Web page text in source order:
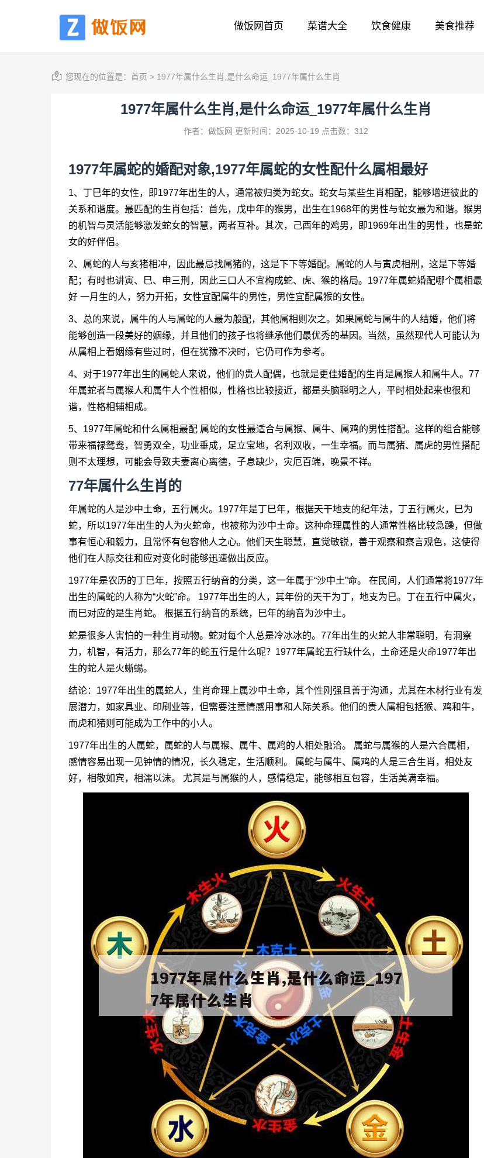
做饭网首页 菜谱大全 饮食健康 美食推荐
您现在的位置是： 首页 > 1977年属什么生肖,是什么命运_1977年属什么生肖
1977年属什么生肖,是什么命运_1977年属什么生肖
作者：做饭网 更新时间：2025-10-19 点击数：312
1977年属蛇的婚配对象,1977年属蛇的女性配什么属相最好
1、丁巳年的女性，即1977年出生的人，通常被归类为蛇女。蛇女与某些生肖相配，能够增进彼此的
关系和谐度。最匹配的生肖包括：首先，戊申年的猴男，出生在1968年的男性与蛇女最为和谐。猴男
的机智与灵活能够激发蛇女的智慧，两者互补。其次，己酉年的鸡男，即1969年出生的男性，也是蛇
女的好伴侣。
2、属蛇的人与亥猪相冲，因此最忌找属猪的，这是下下等婚配。属蛇的人与寅虎相刑，这是下等婚
配；有时也讲寅、巳、申三刑，因此三口人不宜构成蛇、虎、猴的格局。1977年属蛇婚配哪个属相最
好 一月生的人，努力开拓，女性宜配属牛的男性，男性宜配属猴的女性。
3、总的来说，属牛的人与属蛇的人最为般配，其他属相则次之。如果属蛇与属牛的人结婚，他们将
能够创造一段美好的姻缘，并且他们的孩子也将继承他们最优秀的基因。当然，虽然现代人可能认为
从属相上看姻缘有些过时，但在犹豫不决时，它仍可作为参考。
4、对于1977年出生的属蛇人来说，他们的贵人配偶，也就是更佳婚配的生肖是属猴人和属牛人。77
年属蛇者与属猴人和属牛人个性相似，性格也比较接近，都是头脑聪明之人，平时相处起来也很和
谐，性格相辅相成。
5、1977年属蛇和什么属相最配 属蛇的女性最适合与属猴、属牛、属鸡的男性搭配。这样的组合能够
带来福禄鸳鸯，智勇双全，功业垂成，足立宝地，名利双收，一生幸福。而与属猪、属虎的男性搭配
则不太理想，可能会导致夫妻离心离德，子息缺少，灾厄百端，晚景不祥。
77年属什么生肖的
年属蛇的人是沙中土命，五行属火。1977年是丁巳年，根据天干地支的纪年法，丁五行属火，巳为
蛇，所以1977年出生的人为火蛇命，也被称为沙中土命。这种命理属性的人通常性格比较急躁，但做
事有恒心和毅力，且常怀有包容他人之心。他们天生聪慧，直觉敏锐，善于观察和察言观色，这使得
他们在人际交往和应对变化时能够迅速做出反应。
1977年是农历的丁巳年，按照五行纳音的分类，这一年属于“沙中土”命。 在民间，人们通常将1977年
出生的属蛇的人称为“火蛇”命。 1977年出生的人，其年份的天干为丁，地支为巳。丁在五行中属火，
而巳对应的是生肖蛇。 根据五行纳音的系统，巳年的纳音为沙中土。
蛇是很多人害怕的一种生肖动物。蛇对每个人总是冷冰冰的。77年出生的火蛇人非常聪明，有洞察
力，机智，有活力，那么77年的蛇五行是什么呢？1977年属蛇五行缺什么，土命还是火命1977年出
生的蛇人是火蜥蜴。
结论：1977年出生的属蛇人，生肖命理上属沙中土命，其个性刚强且善于沟通，尤其在木材行业有发
展潜力，如家具业、印刷业等，但需要注意情感用事和人际关系。他们的贵人属相包括猴、鸡和牛，
而虎和猪则可能成为工作中的小人。
1977年出生的人属蛇，属蛇的人与属猴、属牛、属鸡的人相处融洽。 属蛇与属猴的人是六合属相，
感情容易出现一见钟情的情况，长久稳定，生活顺利。 属蛇与属牛、属鸡的人是三合生肖，相处友
好，相敬如宾，相濡以沫。 尤其是与属猴的人，感情稳定，能够相互包容，生活美满幸福。